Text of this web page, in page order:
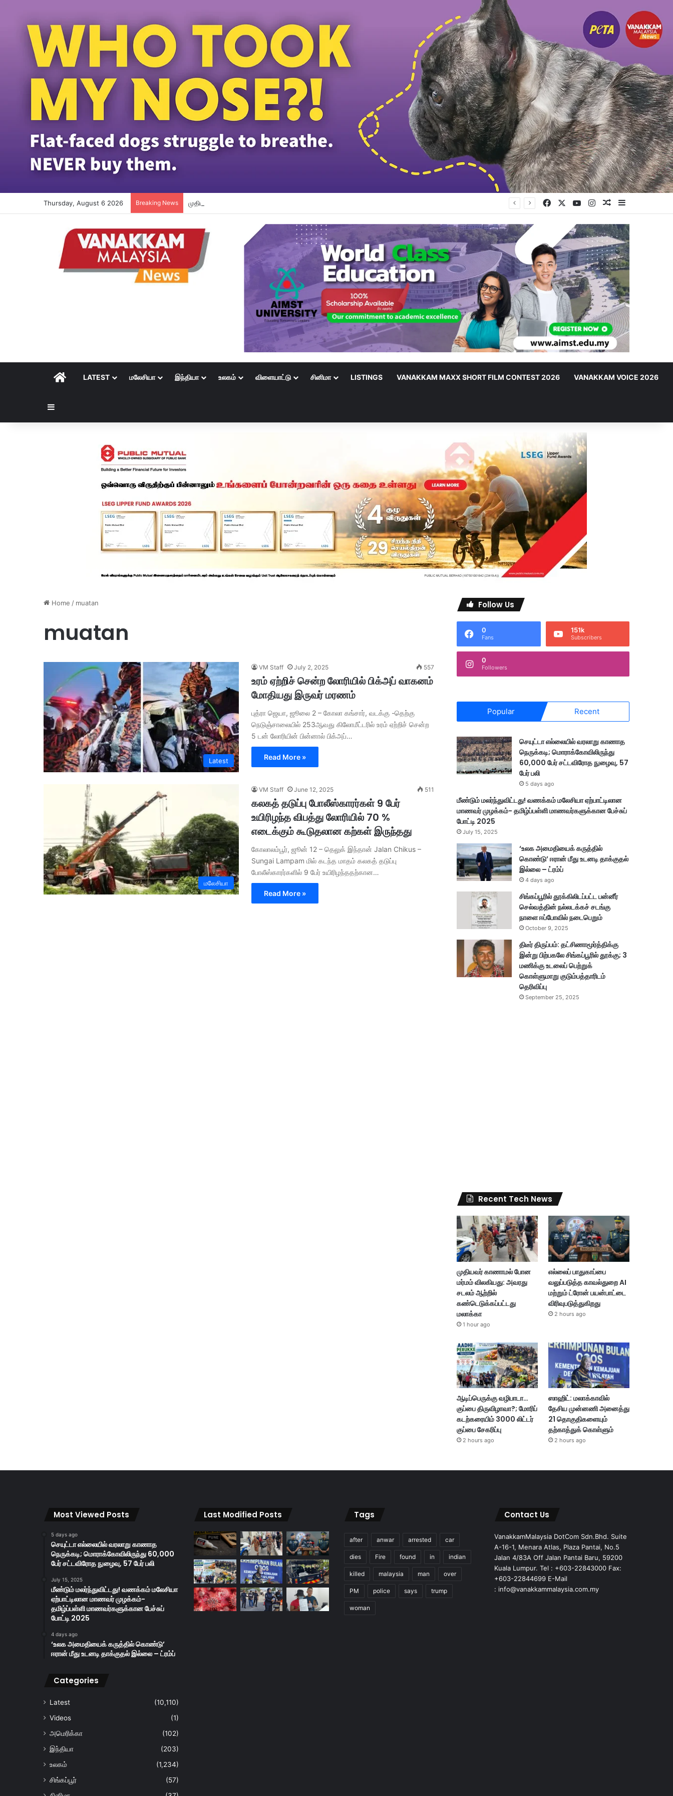
Thursday, August 6 2026 Breaking News முதியவர் காணாமல் போன மர்மம் விலகியது: அவரது சடலம் ஆற்றில் கண்டெடுக்கப்பட்டது மலாக்கா Facebook YouTubeInstagramRandom Article
HOMELATEST மலேசியா இந்தியா உலகம் விளையாட்டு சினிமா LISTINGS VANAKKAM MAXX SHORT FILM CONTEST 2026 VANAKKAM VOICE 2026
Home / muatan
muatan
Latest
VM Staff July 2, 2025 557
உரம் ஏற்றிச் சென்ற லோரியில் பிக்அப் வாகனம்
மோதியது இருவர் மரணம்
புத்ரா ஜெயா, ஜூலை 2 – கோலா கங்சார், வடக்கு -தெற்கு
நெடுஞ்சாலையில் 253ஆவது கிலோமீட்டரில் உரம் ஏற்றிச் சென்ற
5 டன் லோரியின் பின்னால் பிக்அப்…
Read More »
மலேசியா
VM Staff June 12, 2025 511
கலகத் தடுப்பு போலீஸ்காரர்கள் 9 பேர்
உயிரிழந்த விபத்து லோரியில் 70 %
எடைக்கும் கூடுதலான கற்கள் இருந்தது
கோலாலம்பூர், ஜூன் 12 – தெலுக் இந்தான் Jalan Chikus –
Sungai Lampam மில் கடந்த மாதம் கலகத் தடுப்பு
போலீஸ்காரர்களில் 9 பேர் உயிரிழந்ததற்கான…
Read More »
Follow Us
0
Fans
151k
Subscribers
0
Followers
Popular Recent
செயுட்டா எல்லையில் வரலாறு காணாத
நெருக்கடி; மொராக்கோவிலிருந்து
60,000 பேர் சட்டவிரோத நுழைவு, 57
பேர் பலி
5 days ago
மீண்டும் மலர்ந்துவிட்டது! வணக்கம் மலேசியா ஏற்பாட்டிலான
மாணவர் முழக்கம்- தமிழ்ப்பள்ளி மாணவர்களுக்கான பேச்சுப்
போட்டி 2025
July 15, 2025
‘உலக அமைதியைக் கருத்தில்
கொண்டு’ ஈரான் மீது உடனடி தாக்குதல்
இல்லை – ட்ரம்ப்
4 days ago
சிங்கப்பூரில் தூக்கிலிடப்பட்ட பன்னீர்
செல்வத்தின் நல்லடக்கச் சடங்கு
நாளை ஈப்போவில் நடைபெறும்
October 9, 2025
திடீர் திருப்பம்: தட்சிணாமூர்த்திக்கு
இன்று பிற்பகலே சிங்கப்பூரில் தூக்கு; 3
மணிக்கு உடலைப் பெற்றுக்
கொள்ளுமாறு குடும்பத்தாரிடம்
தெரிவிப்பு
September 25, 2025
Recent Tech News
முதியவர் காணாமல் போன
மர்மம் விலகியது: அவரது
சடலம் ஆற்றில்
கண்டெடுக்கப்பட்டது
மலாக்கா
1 hour ago
எல்லைப் பாதுகாப்பை
வலுப்படுத்த காவல்துறை AI
மற்றும் ட்ரோன் பயன்பாட்டை
விரிவுபடுத்துகிறது
2 hours ago
ஆடிப்பெருக்கு வழிபாடா…
குப்பை திருவிழாவா?; மோரிப்
கடற்கரையிம் 3000 லிட்டர்
குப்பை சேகரிப்பு
2 hours ago
ஸாஹிட்: மலாக்காவில்
தேசிய முன்னணி அனைத்து
21 தொகுதிகளையும்
தற்காத்துக் கொள்ளும்
2 hours ago
Most Viewed Posts
5 days ago
செயுட்டா எல்லையில் வரலாறு காணாத
நெருக்கடி; மொராக்கோவிலிருந்து 60,000
பேர் சட்டவிரோத நுழைவு, 57 பேர் பலி
July 15, 2025
மீண்டும் மலர்ந்துவிட்டது! வணக்கம் மலேசியா
ஏற்பாட்டிலான மாணவர் முழக்கம்-
தமிழ்ப்பள்ளி மாணவர்களுக்கான பேச்சுப்
போட்டி 2025
4 days ago
‘உலக அமைதியைக் கருத்தில் கொண்டு’
ஈரான் மீது உடனடி தாக்குதல் இல்லை – ட்ரம்ப்
Categories
Latest
(10,110)
Videos
(1)
அமெரிக்கா
(102)
இந்தியா
(203)
உலகம்
(1,234)
சிங்கப்பூர்
(57)
Last Modified Posts Tags
after anwar arrested car
dies Fire found in indian
killed malaysia man over
PM police says trump
woman
Contact Us
VanakkamMalaysia DotCom Sdn.Bhd. Suite
A-16-1, Menara Atlas, Plaza Pantai, No.5
Jalan 4/83A Off Jalan Pantai Baru, 59200
Kuala Lumpur. Tel : +603-22843000 Fax:
+603-22844699 E-Mail
: info@vanakkammalaysia.com.my